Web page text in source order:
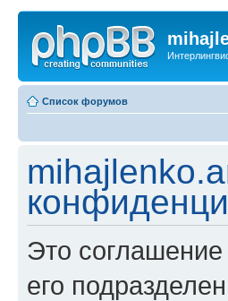
Список форумов
Это
его